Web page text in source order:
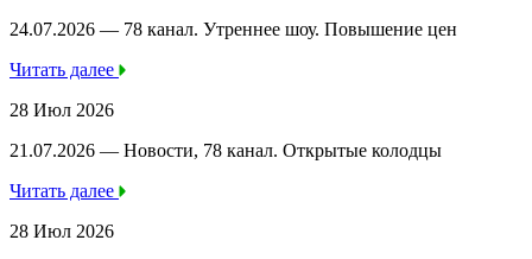
24.07.2026 — 78 канал. Утреннее шоу. Повышение цен
Читать далее
28 Июл 2026
21.07.2026 — Новости, 78 канал. Открытые колодцы
Читать далее
28 Июл 2026